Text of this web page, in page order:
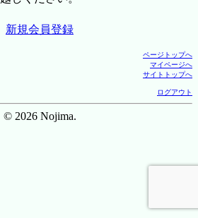
新規会員登録
ページトップへ
マイページへ
サイトトップへ
ログアウト
© 2026 Nojima.